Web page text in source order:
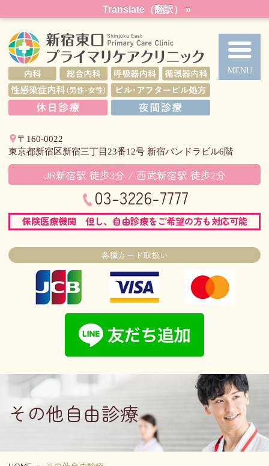
〒160-0022
東京都新宿区新宿三丁目23番12号 新宿パンドラビル6階
JR新宿駅 徒歩3分 / 西武新宿駅 徒歩2分
03-3226-7777
保険医療機関 但し、自由診療をご希望の方も対応可能
各種カード取扱い
その他自由診療
Translate（翻訳） »